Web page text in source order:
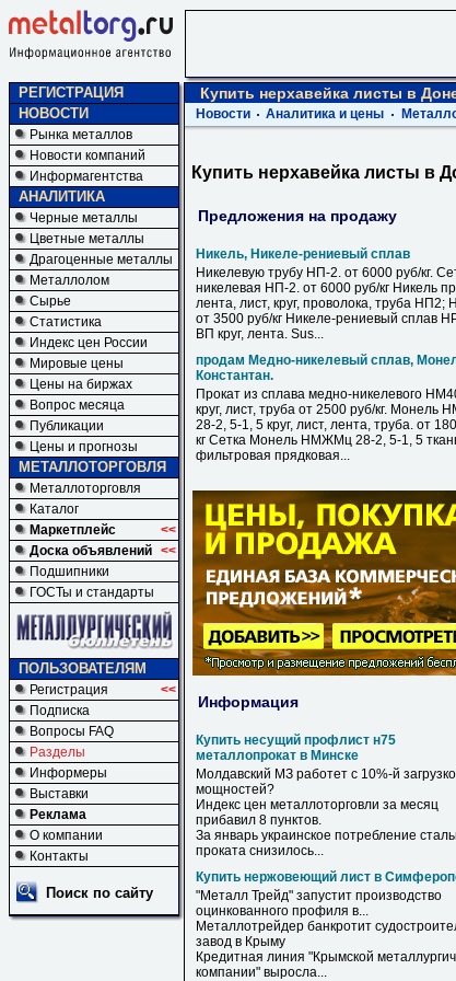
РЕГИСТРАЦИЯ
НОВОСТИ
Рынка металлов
Новости компаний
Информагентства
АНАЛИТИКА
Черные металлы
Цветные металлы
Драгоценные металлы
Металлолом
Сырье
Статистика
Индекс цен России
Мировые цены
Цены на биржах
Вопрос месяца
Публикации
Цены и прогнозы
МЕТАЛЛОТОРГОВЛЯ
Металлоторговля
Каталог
Маркетплейс
<<
Доска объявлений <<
Подшипники
ГОСТы и стандарты
ПОЛЬЗОВАТЕЛЯМ
Регистрация
<<
Подписка
Вопросы FAQ
Разделы
Информеры
Выставки
Реклама
О компании
Контакты
Поиск по сайту
Купить нерхавейка листы в
Новости Аналитика и цены
Купить нерхавейка листы в
Предложения на продажу
Никель, Никеле-рениевый сплав
Никелевую трубу НП-2. от 6000 руб/кг.
никелевая НП-2. от 6000 руб/кг Никель
лента, лист, круг, проволока, труба НП2;
от 3500 руб/кг Никеле-рениевый сплав
ВП круг, лента. Sus...
продам Медно-никелевый сплав,
Константан.
Прокат из сплава медно-никелевого
круг, лист, труба от 2500 руб/кг. Монель
28-2, 5-1, 5 круг, лист, лента, труба. от
кг Сетка Монель НМЖМц 28-2, 5-1, 5
фильтровая прядковая...
Информация
Купить несущий профлист н75
металлопрокат в Минске
Молдавский МЗ работет с 10%-й
мощностей?
Индекс цен металлоторговли за месяц
прибавил 8 пунктов.
За январь украинское потребление
проката снизилось...
Купить нержовеющий лист в
"Металл Трейд" запустит производство
оцинкованного профиля в...
Металлотрейдер банкротит
завод в Крыму
Кредитная линия "Крымской
компании" выросла...